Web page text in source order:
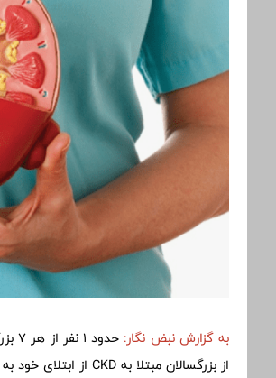
به گزارش نبض نگار:
از بزرگسالان مبتلا به CKD از ابتلای خود به آن اطلاعی ندارند!